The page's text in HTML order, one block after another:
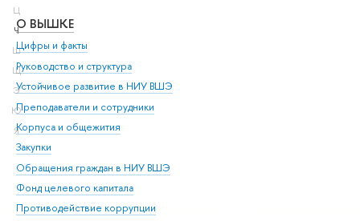
Ц
Ч
Ш
Щ
Э
Ю
Я
О ВЫШКЕ
Цифры и факты
Руководство и структура
Устойчивое развитие в НИУ ВШЭ
Преподаватели и сотрудники
Корпуса и общежития
Закупки
Обращения граждан в НИУ ВШЭ
Фонд целевого капитала
Противодействие коррупции